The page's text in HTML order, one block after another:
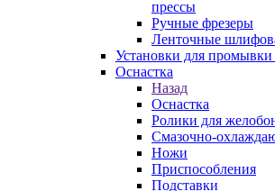
прессы
Ручные фрезеры
Ленточные
Установки для промывки
Оснастка
Назад
Оснастка
Ролики для
Смазочно-
Ножи
Приспособления
Подставки